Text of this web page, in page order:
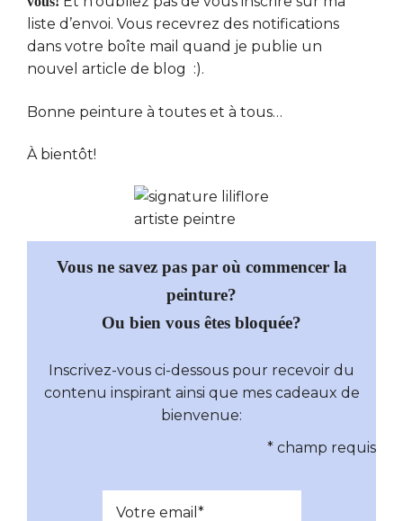
liste d’envoi. Vous recevrez des notifications
dans votre boîte mail quand je publie un
nouvel article de blog :).
Bonne peinture à toutes et à tous…
À bientôt!
Vous ne savez pas par où commencer la
peinture?
Ou bien vous êtes bloquée?
Inscrivez-vous ci-dessous pour recevoir du
contenu inspirant ainsi que mes cadeaux de
bienvenue:
* champ requis